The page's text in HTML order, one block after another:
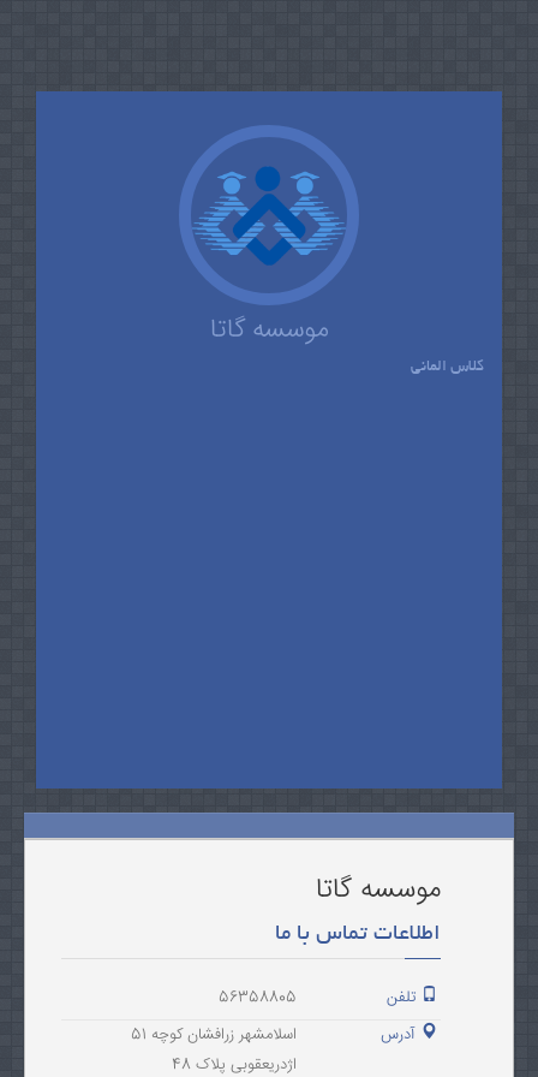
موسسه گاتا
کلاس المانی
موسسه گاتا
اطلاعات تماس با ما
تلفن
56358805
آدرس
اسلامشهر زرافشان کوچه 51
اژدریعقوبی پلاک 48